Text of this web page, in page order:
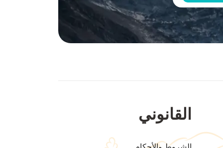
القانوني